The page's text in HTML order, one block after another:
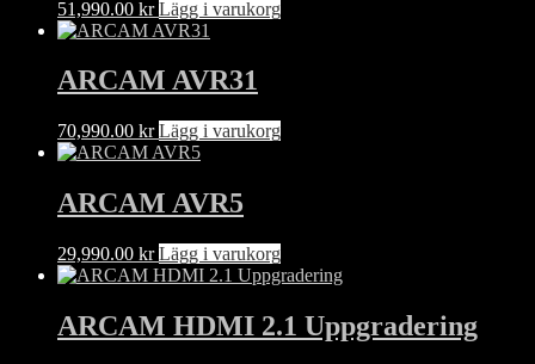
51,990.00 kr Lägg i varukorg
ARCAM AVR31
70,990.00 kr Lägg i varukorg
ARCAM AVR5
29,990.00 kr Lägg i varukorg
ARCAM HDMI 2.1 Uppgradering